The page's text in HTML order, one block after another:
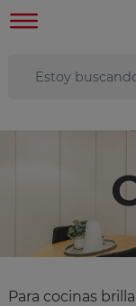
Para cocinas